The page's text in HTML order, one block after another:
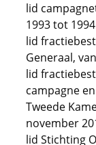
lid
1993 tot 1994
lid
Generaal,
lid
campagne
Tweede
november
lid Stichting